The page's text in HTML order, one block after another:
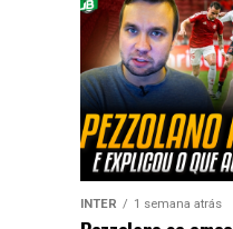
INTER 1 semana atrás